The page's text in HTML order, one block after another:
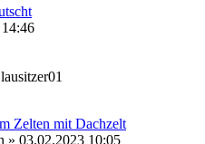
lausitzer01
Zelten mit Dachzelt
» 03.02.2023 10:05